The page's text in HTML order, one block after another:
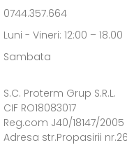
0744.357.664
Luni - Vineri: 12:00 – 18.00
Sambata
S.C. Proterm Grup S.R.L.
CIF RO18083017
Reg.com J40/18147/2005
Adresa str.Propasirii